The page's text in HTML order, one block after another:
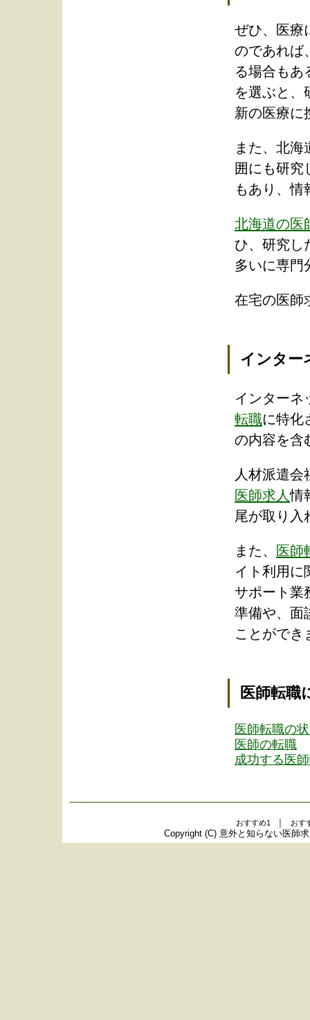
ぜひ、医療
のであれば
る場合もあ
を選ぶと、
新の医療に
また、北海
囲にも研究
もあり、情
北海道の医
ひ、研究し
多いに専門
在宅の医師
インター
インターネ
転職に特化
の内容を含
人材派遣
医師求人情
尾が取り入
また、 医師
イト利用に
サポート業
準備や、面
ことができ
医師転職
医師転職の
医師の転職
成功する医
おすすめ1 │ お
Copyright (C) 意外と知らない医師